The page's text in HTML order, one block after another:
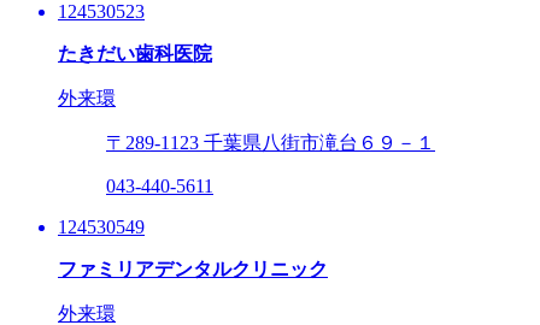
124530523
たきだい歯科医院
外来環
〒289-1123 千葉県八街市滝台６９－１
043-440-5611
124530549
ファミリアデンタルクリニック
外来環